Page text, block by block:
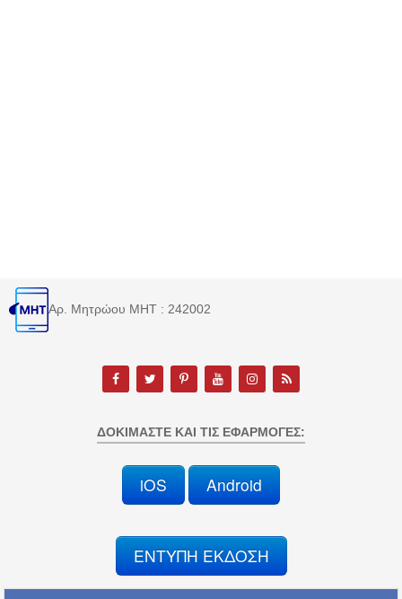
Αρ. Μητρώου MHT : 242002
ΔΟΚΙΜΆΣΤΕ ΚΑΙ ΤΙΣ ΕΦΑΡΜΟΓΈΣ:
iOS Android
ΕΝΤΥΠΗ ΕΚΔΟΣΗ